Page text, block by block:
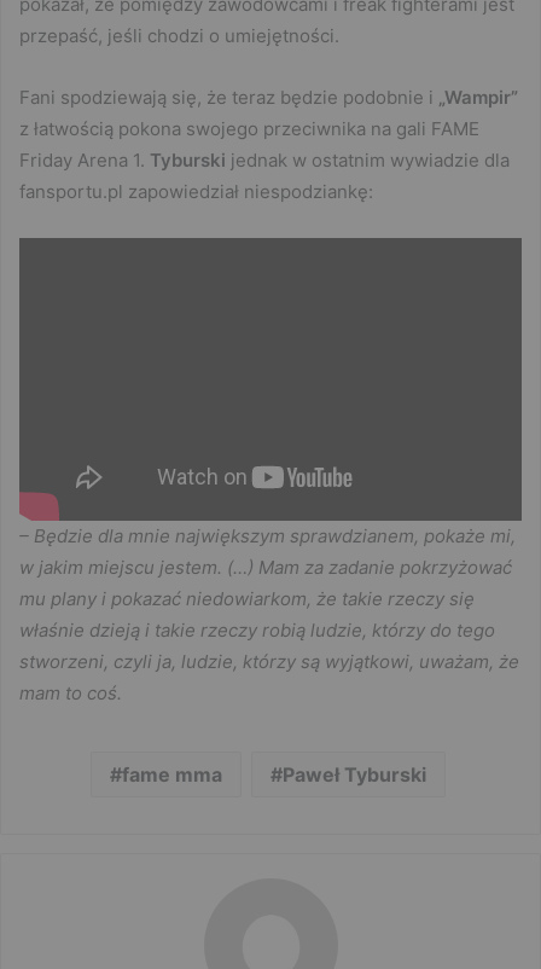
przepaść, jeśli chodzi o umiejętności.
Fani spodziewają się, że teraz będzie podobnie i „Wampir”
z łatwością pokona swojego przeciwnika na gali FAME
Friday Arena 1. Tyburski jednak w ostatnim wywiadzie dla
fansportu.pl zapowiedział niespodziankę:
– Będzie dla mnie największym sprawdzianem, pokaże mi,
w jakim miejscu jestem. (…) Mam za zadanie pokrzyżować
mu plany i pokazać niedowiarkom, że takie rzeczy się
właśnie dzieją i takie rzeczy robią ludzie, którzy do tego
stworzeni, czyli ja, ludzie, którzy są wyjątkowi, uważam, że
mam to coś.
fame mma Paweł Tyburski